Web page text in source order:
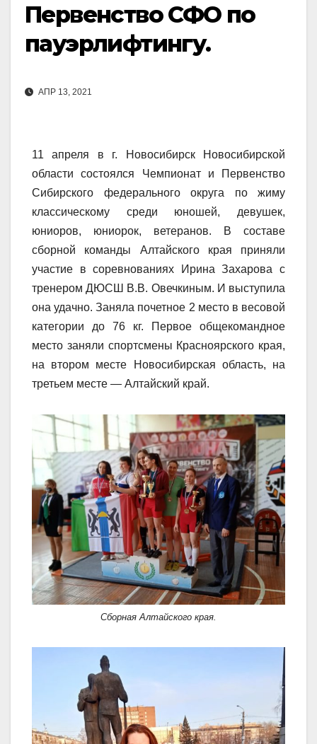
Первенство СФО по
пауэрлифтингу.
АПР 13, 2021
11 апреля в г. Новосибирск Новосибирской
области состоялся Чемпионат и Первенство
Сибирского федерального округа по жиму
классическому среди юношей, девушек,
юниоров, юниорок, ветеранов. В составе
сборной команды Алтайского края приняли
участие в соревнованиях Ирина Захарова с
тренером ДЮСШ В.В. Овечкиным. И выступила
она удачно. Заняла почетное 2 место в весовой
категории до 76 кг. Первое общекомандное
место заняли спортсмены Красноярского края,
на втором месте Новосибирская область, на
третьем месте — Алтайский край.
Сборная Алтайского края.